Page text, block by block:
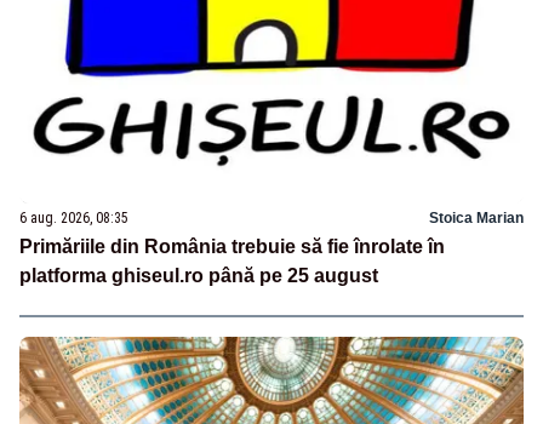
6 aug. 2026, 08:35 Stoica Marian
Primăriile din România trebuie să fie înrolate în
platforma ghiseul.ro până pe 25 august